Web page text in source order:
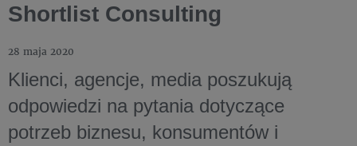
Shortlist Consulting
28 maja 2020
Klienci, agencje, media poszukują
odpowiedzi na pytania dotyczące
potrzeb biznesu, konsumentów i